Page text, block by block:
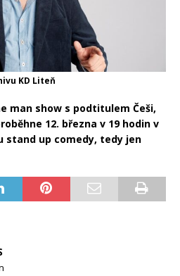
KD Liteň
man show s podtitulem Češi,
12. března v 19 hodin v
stand up comedy, tedy jen